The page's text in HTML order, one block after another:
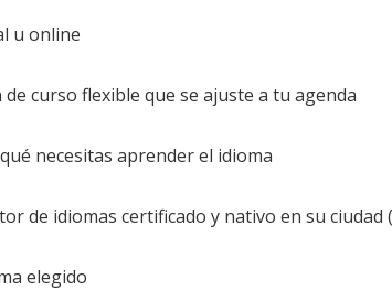
u online
curso flexible que se ajuste a tu agenda
necesitas aprender el idioma
de idiomas certificado y nativo en su ciudad
elegido